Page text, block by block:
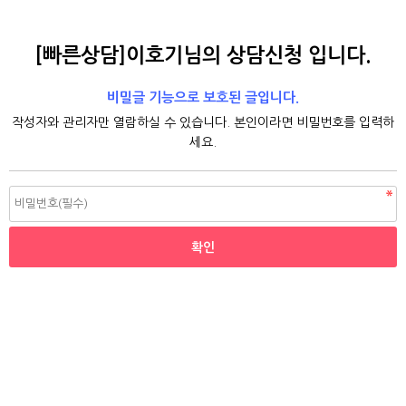
[빠른상담]이호기님의 상담신청 입니다.
비밀글 기능으로 보호된 글입니다.
작성자와 관리자만 열람하실 수 있습니다. 본인이라면 비밀번호를 입력하
세요.